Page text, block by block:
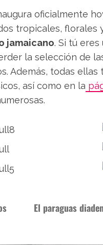
oficialmente
tropicales, florales
jamaicano. Si tú
la selección de
Además, todas
así como en la
El paraguas